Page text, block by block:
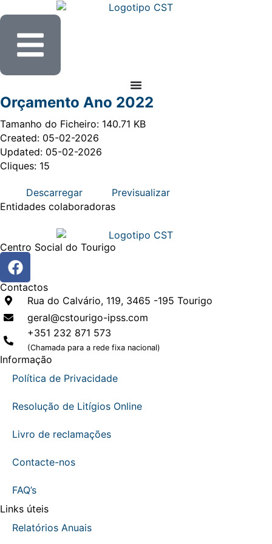
Orçamento Ano 2022
Tamanho do Ficheiro: 140.71 KB
Created: 05-02-2026
Updated: 05-02-2026
Cliques: 15
Descarregar
Previsualizar
Entidades colaboradoras
Centro Social do Tourigo
Contactos
Rua do Calvário, 119, 3465 -195 Tourigo
geral@cstourigo-ipss.com
+351 232 871 573
(Chamada para a rede fixa nacional)
Informação
Política de Privacidade
Resolução de Litígios Online
Livro de reclamações
Contacte-nos
FAQ’s
Links úteis
Relatórios Anuais